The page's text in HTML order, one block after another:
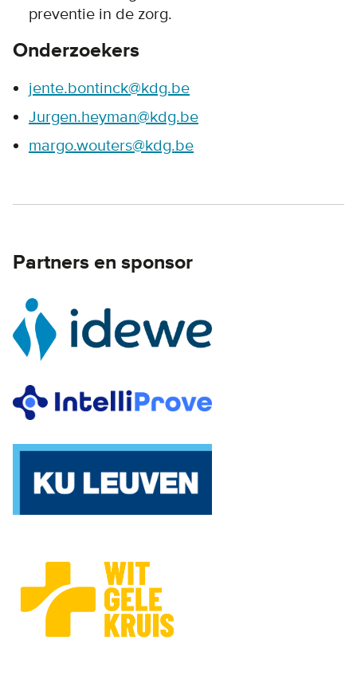
preventie in de zorg.
Onderzoekers
jente.bontinck@kdg.be
Jurgen.heyman@kdg.be
margo.wouters@kdg.be
Partners en sponsor